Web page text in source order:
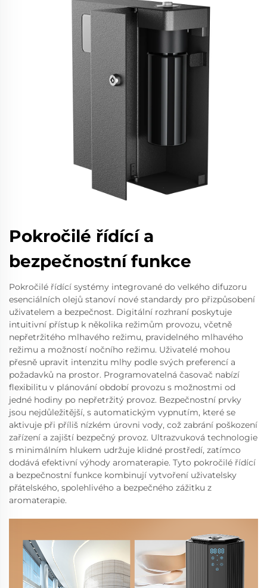
Pokročilé řídící a
bezpečnostní funkce
Pokročilé řídící systémy integrované do velkého difuzoru
esenciálních olejů stanoví nové standardy pro přizpůsobení
uživatelem a bezpečnost. Digitální rozhraní poskytuje
intuitivní přístup k několika režimům provozu, včetně
nepřetržitého mlhavého režimu, pravidelného mlhavého
režimu a možností nočního režimu. Uživatelé mohou
přesně upravit intenzitu mlhy podle svých preferencí a
požadavků na prostor. Programovatelná časovač nabízí
flexibilitu v plánování období provozu s možnostmi od
jedné hodiny po nepřetržitý provoz. Bezpečnostní prvky
jsou nejdůležitější, s automatickým vypnutím, které se
aktivuje při příliš nízkém úrovni vody, což zabrání poškození
zařízení a zajiští bezpečný provoz. Ultrazvuková technologie
s minimálním hlukem udržuje klidné prostředí, zatímco
dodává efektivní výhody aromaterapie. Tyto pokročilé řídící
a bezpečnostní funkce kombinují vytvoření uživatelsky
přátelského, spolehlivého a bezpečného zážitku z
aromaterapie.